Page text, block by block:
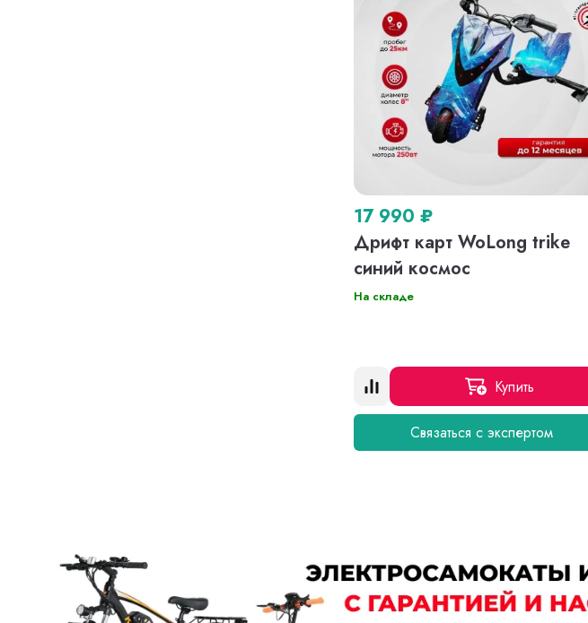
17 990 ₽
Дрифт карт WoLong trike
синий космос
На складе
Купить
Связаться с экспертом